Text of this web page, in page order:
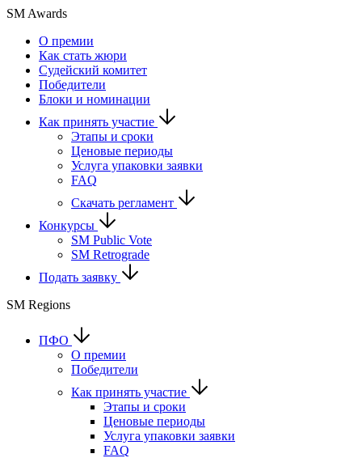
SM Awards
О премии
Как стать жюри
Судейский комитет
Победители
Блоки и номинации
Как принять участие
Этапы и сроки
Ценовые периоды
Услуга упаковки заявки
FAQ
Скачать регламент
Конкурсы
SM Public Vote
SM Retrograde
Подать заявку
SM Regions
ПФО
О премии
Победители
Как принять участие
Этапы и сроки
Ценовые периоды
Услуга упаковки заявки
FAQ